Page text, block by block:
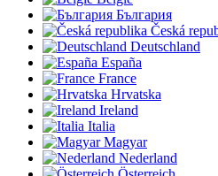
България
Česká
Deutschland
España
France
Hrvatska
Ireland
Italia
Magyar
Nederland